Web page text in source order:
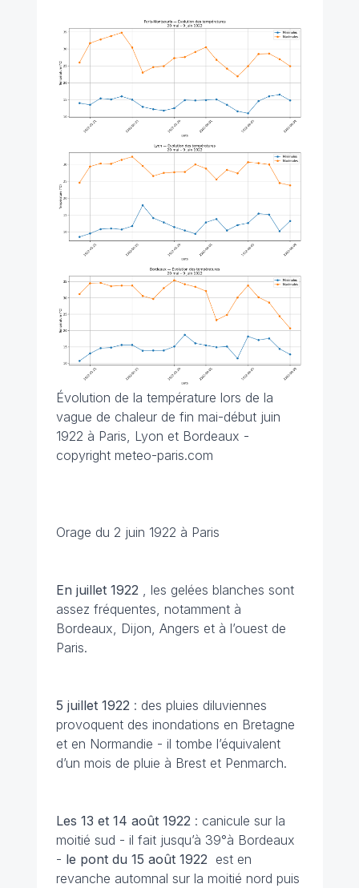
Évolution de la température lors de la
vague de chaleur de fin mai-début juin
1922 à Paris, Lyon et Bordeaux -
copyright meteo-paris.com
Orage du 2 juin 1922 à Paris
En juillet 1922
, les gelées blanches sont
assez fréquentes, notamment à
Bordeaux, Dijon, Angers et à l’ouest de
Paris.
5 juillet 1922 : des pluies diluviennes
provoquent des inondations en Bretagne
et en Normandie - il tombe l’équivalent
d’un mois de pluie à Brest et Penmarch.
Les 13 et 14 août 1922 : canicule sur la
moitié sud - il fait jusqu’à 39°à Bordeaux
- le pont du 15 août 1922 est en
revanche automnal sur la moitié nord puis